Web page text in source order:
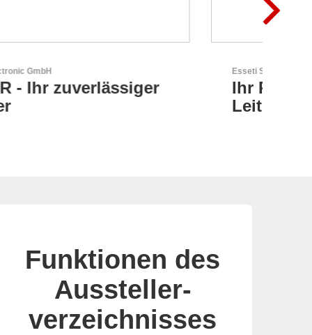
Esseti Srl
Ihr Partner für High-Tech-
Funktionen des
Aussteller-
verzeichnisses